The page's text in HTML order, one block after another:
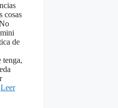
cosas
de
tenga,
Leer